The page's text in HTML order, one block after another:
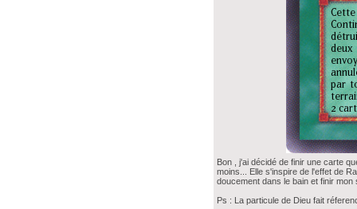
Bon , j'ai décidé de finir une carte
moins... Elle s'inspire de l'effet de
doucement dans le bain et finir
Ps : La particule de Dieu fait